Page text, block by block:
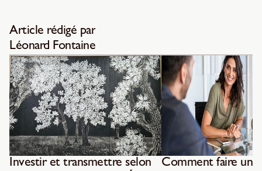
Article rédigé par
Léonard Fontaine
Investir et transmettre selon
Comment faire un